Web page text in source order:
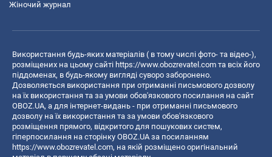
Жіночий журнал
Використання будь-яких матеріалів ( в тому числі фото- та відео-),
розміщених на цьому сайті https://www.obozrevatel.com та всіх його
піддоменах, в будь-якому вигляді суворо заборонено.
Дозволяється використання при отриманні письмового дозволу
на їх використання та за умови обов'язкового посилання на сайт
OBOZ.UA, а для інтернет-видань - при отриманні письмового
дозволу на їх використання та за умови обов'язкового
розміщення прямого, відкритого для пошукових систем,
гіперпосилання на сторінку OBOZ.UA за посиланням
https://www.obozrevatel.com, на якій розміщено оригінальний